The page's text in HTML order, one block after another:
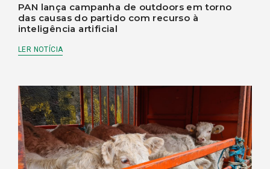
PAN lança campanha de outdoors em torno
das causas do partido com recurso à
inteligência artificial
LER NOTÍCIA